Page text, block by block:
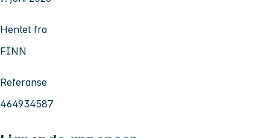
Hentet fra
FINN
Referanse
464934587